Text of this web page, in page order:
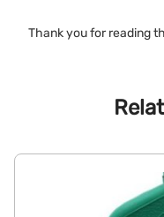
Thank you for reading